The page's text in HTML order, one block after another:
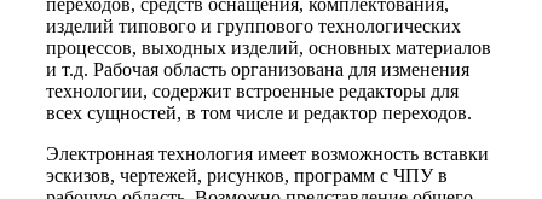
изделий типового и группового технологических
процессов, выходных изделий, основных материалов
и т.д. Рабочая область организована для изменения
технологии, содержит встроенные редакторы для
всех сущностей, в том числе и редактор переходов.
Электронная технология имеет возможность вставки
эскизов, чертежей, рисунков, программ с ЧПУ в